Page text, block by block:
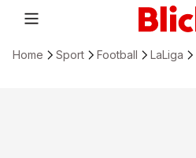
Home Sport Football LaLiga